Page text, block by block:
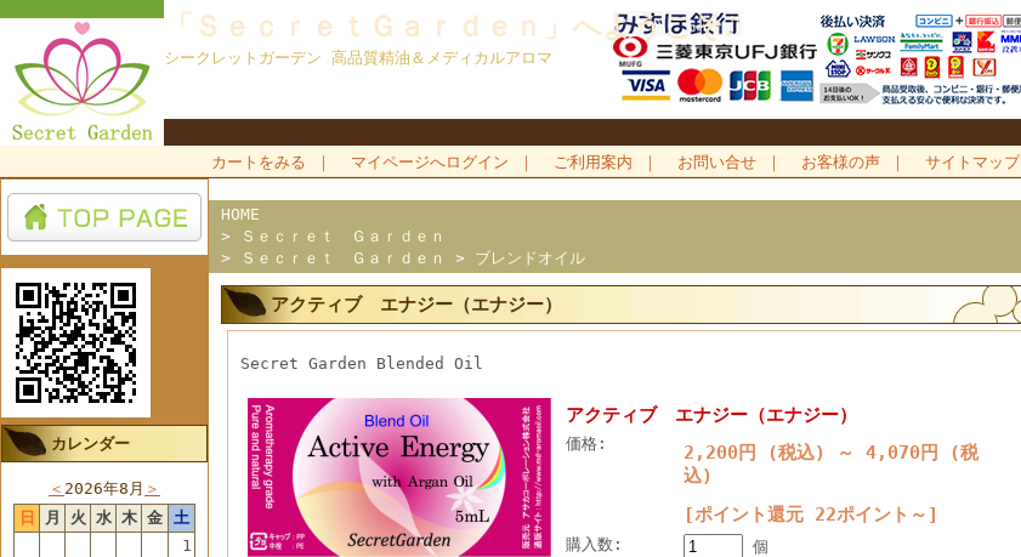
「ＳｅｃｒｅｔＧａｒｄｅｎ」へようこそ♪
シークレットガーデン 高品質精油＆メディカルアロマ
カートをみる ｜ マイページへログイン ｜ ご利用案内 ｜ お問い合せ ｜ お客様の声 ｜ サイトマップ
カレンダー
＜ 2026年8月 ＞
日
月 火 水 木 金 土
1
HOME
>
Ｓｅｃｒｅｔ Ｇａｒｄｅｎ
>
Ｓｅｃｒｅｔ Ｇａｒｄｅｎ > ブレンドオイル
アクティブ エナジー（エナジー）
Secret Garden Blended Oil
アクティブ エナジー（エナジー）
価格: 2,200円 (税込) ～
4,070円 (税
込)
[ポイント還元 22ポイント～]
購入数: 個